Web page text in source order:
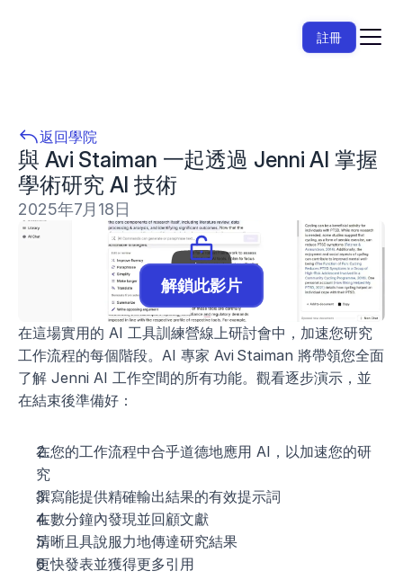
獲取專屬內容
名字
返回學院
與 Avi Staiman 一起透過 Jenni AI 掌握
學術研究 AI 技術
2025年7月18日
解鎖此影片
在這場實用的 AI 工具訓練營線上研討會中，加速您研究
工作流程的每個階段。AI 專家 Avi Staiman 將帶領您全面
了解 Jenni AI 工作空間的所有功能。觀看逐步演示，並
在結束後準備好：
在您的工作流程中合乎道德地應用 AI，以加速您的研
究
撰寫能提供精確輸出結果的有效提示詞
在數分鐘內發現並回顧文獻
清晰且具說服力地傳達研究結果
更快發表並獲得更多引用
註冊